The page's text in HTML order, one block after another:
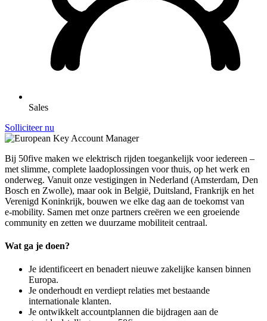
Sales
Solliciteer nu
Bij 50five maken we elektrisch rijden toegankelijk voor iedereen –
met slimme, complete laadoplossingen voor thuis, op het werk en
onderweg. Vanuit onze vestigingen in Nederland (Amsterdam, Den
Bosch en Zwolle), maar ook in België, Duitsland, Frankrijk en het
Verenigd Koninkrijk, bouwen we elke dag aan de toekomst van
e‑mobility. Samen met onze partners creëren we een groeiende
community en zetten we duurzame mobiliteit centraal.
Wat ga je doen?
Je identificeert en benadert nieuwe zakelijke kansen binnen
Europa.
Je onderhoudt en verdiept relaties met bestaande
internationale klanten.
Je ontwikkelt accountplannen die bijdragen aan de